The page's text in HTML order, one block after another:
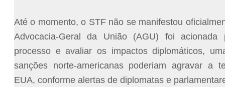
Até o momento, o STF não se manifestou
Advocacia-Geral da União (AGU) foi acionada
processo e avaliar os impactos diplomáticos,
sanções norte-americanas poderiam agravar a
EUA, conforme alertas de diplomatas e